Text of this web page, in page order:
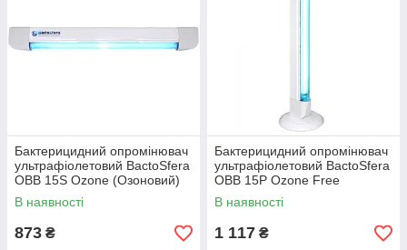
Бактерицидний опромінювач
ультрафіолетовий BactoSfera
OBB 15S Ozone (Озоновий)
В наявності
873 ₴
Бактерицидний опромінювач
ультрафіолетовий BactoSfera
OBB 15P Ozone Free
(Безозоновий)
В наявності
1 117 ₴